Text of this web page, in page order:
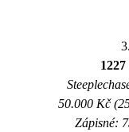
50.000 Kč
Zápisné: